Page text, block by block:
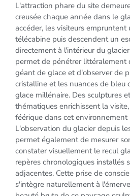
L'attraction phare du site
creusée chaque année dans le
accéder, les visiteurs empruntent
télécabine puis descendent un
directement à l'intérieur du
permet de pénétrer littéralement
géant de glace et d'observer de
cristalline et les nuances de bleu
glace millénaire. Des sculptures
thématiques enrichissent la
féérique dans cet
L'observation du glacier depuis
permet également de mesurer
constater visuellement le recul
repères chronologiques installés
adjacentes. Cette prise de
s'intègre naturellement à